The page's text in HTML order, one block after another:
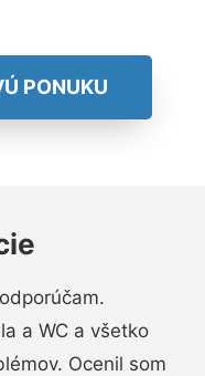
PONUKU
a WC a všetko
Ocenil som